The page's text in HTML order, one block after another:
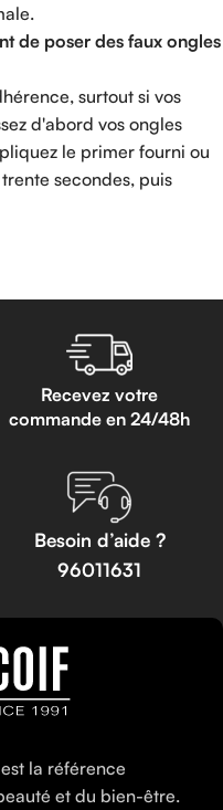
de poser des faux ongles
surtout si vos
d'abord vos ongles
le primer fourni ou
secondes, puis
Recevez votre
commande en 24/48h
Besoin d’aide ?
96011631
est la référence
et du bien-être.